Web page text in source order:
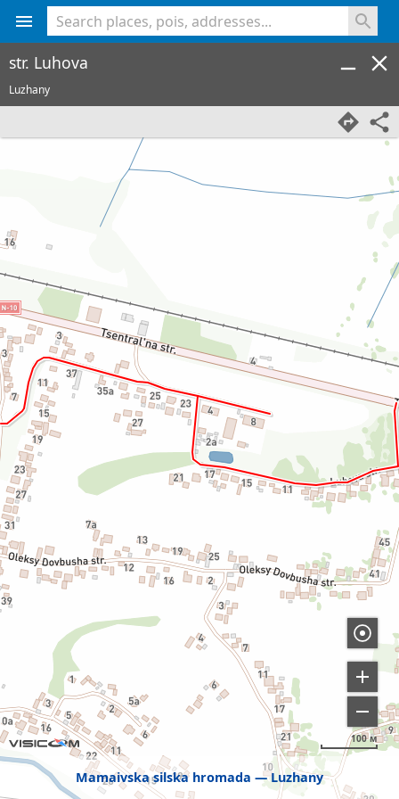
Mamaivska silska hromada Luzhany
100 м
str. Luhova
Luzhany
<% console.log(hcard) %>